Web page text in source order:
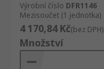
Výrobní číslo DFR1146
Mezisoučet (1 jednotka)
4 170,84 Kč(bez DPH)
Množství